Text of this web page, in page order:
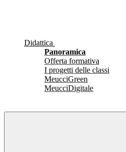
Didattica
Panoramica
Offerta formativa
I progetti delle classi
MeucciGreen
MeucciDigitale